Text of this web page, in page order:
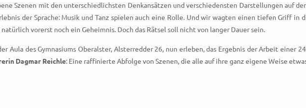
Szenen mit den unterschiedlichsten Denkansätzen und verschiedensten Darstellungen auf
der Sprache: Musik und Tanz spielen auch eine Rolle. Und wir wagten einen tiefen Griff in
vorerst noch ein Geheimnis. Doch das Rätsel soll nicht von langer Dauer sein.
Aula des Gymnasiums Oberalster, Alsterredder 26, nun erleben, das Ergebnis der Arbeit einer
Dagmar Reichle: Eine raffinierte Abfolge von Szenen, die alle auf ihre ganz eigene Weise